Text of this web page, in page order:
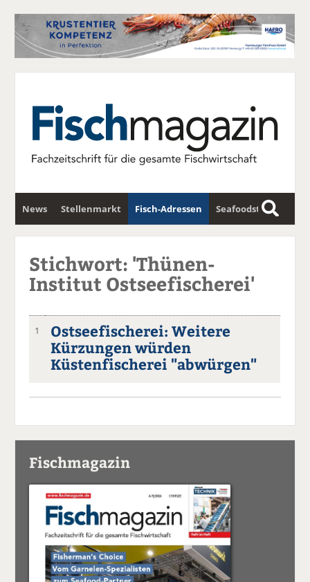
News Stellenmarkt Fisch-Adressen Seafoodstar
Fischwirtschafts-Gipfel Newsletter
S
u
Stichwort: 'Thünen-
Institut Ostseefischerei'
1
Ostseefischerei: Weitere
Kürzungen würden
Küstenfischerei "abwürgen"
Fischmagazin